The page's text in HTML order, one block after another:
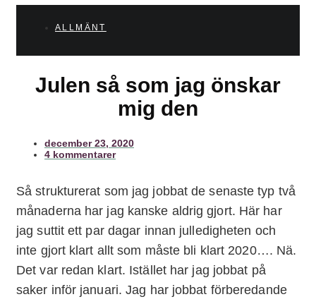
ALLMÄNT
Julen så som jag önskar
mig den
december 23, 2020
4 kommentarer
Så strukturerat som jag jobbat de senaste typ två
månaderna har jag kanske aldrig gjort. Här har
jag suttit ett par dagar innan julledigheten och
inte gjort klart allt som måste bli klart 2020…. Nä.
Det var redan klart. Istället har jag jobbat på
saker inför januari. Jag har jobbat förberedande